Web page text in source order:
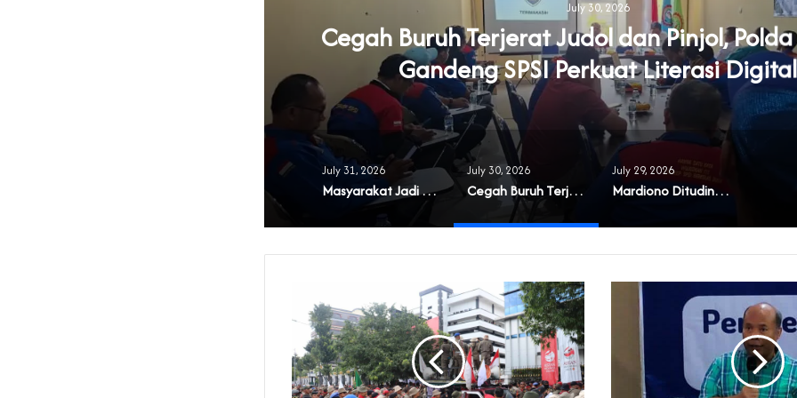
July 30, 2026
Cegah Buruh Terjerat Judol dan Pinjol,
Gandeng SPSI Perkuat Literasi Digital
July 31, 2026
‎Masyarakat Jadi Korban Buruknya Tata Kelola Koperasi Syariah di Banten
July 30, 2026
Cegah Buruh Terjerat Judol dan Pinjol, Polda Banten Gandeng SPSI Perkuat Literasi Digital
July 29, 2026
‎Mardiono Dituding Adu Domba dan Bikin Gaduh Kader PPP di Banten